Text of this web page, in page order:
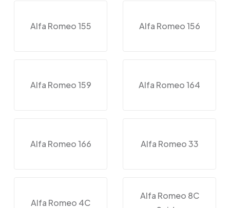
Alfa Romeo 155 Alfa Romeo 156
Alfa Romeo 159 Alfa Romeo 164
Alfa Romeo 166 Alfa Romeo 33
Alfa Romeo 4C
Alfa Romeo 8C